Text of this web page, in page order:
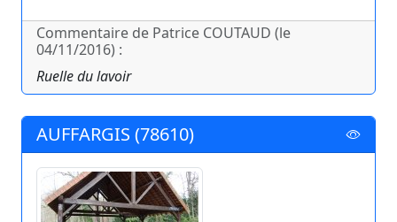
Commentaire de Patrice COUTAUD (le
04/11/2016) :
Ruelle du lavoir
AUFFARGIS (78610)